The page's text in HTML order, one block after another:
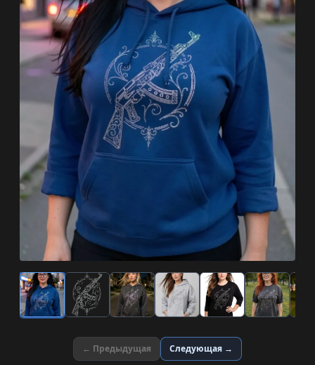
← Предыдущая Следующая →